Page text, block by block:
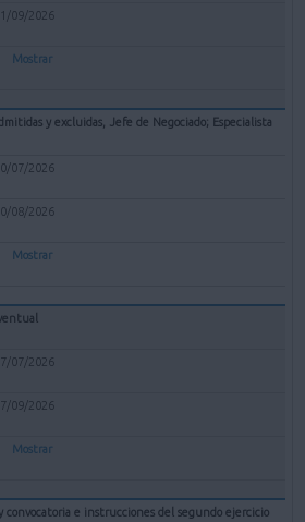
09/2026
Mostrar
y excluidas, Jefe de Negociado; Especialista
07/2026
08/2026
Mostrar
17/07/2026
17/09/2026
Mostrar
convocatoria e instrucciones del segundo ejercicio